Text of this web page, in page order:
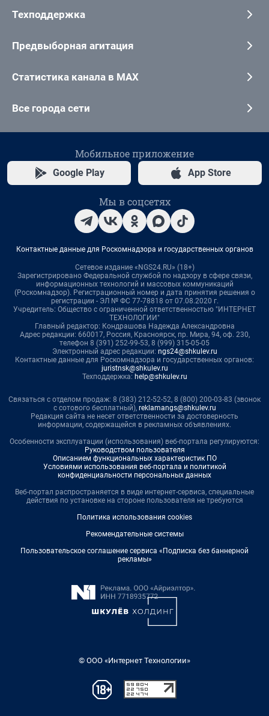
Техподдержка
Предвыборная агитация
Статистика канала в MAX
Все города сети
Мобильное приложение
Google Play App Store
Мы в соцсетях
Контактные данные для Роскомнадзора и государственных органов
Сетевое издание «NGS24.RU» (18+)
Зарегистрировано Федеральной службой по надзору в сфере связи,
информационных технологий и массовых коммуникаций
(Роскомнадзор). Регистрационный номер и дата принятия решения о
регистрации - ЭЛ № ФС 77-78818 от 07.08.2020 г.
Учредитель: Общество с ограниченной ответственностью "ИНТЕРНЕТ
ТЕХНОЛОГИИ"
Главный редактор: Кондрашова Надежда Александровна
Адрес редакции: 660017, Россия, Красноярск, пр. Мира, 94, оф. 230,
телефон 8 (391) 252-99-53, 8 (999) 315-05-05
Электронный адрес редакции: ngs24@shkulev.ru
Контактные данные для Роскомнадзора и государственных органов:
juristnsk@shkulev.ru
Техподдержка: help@shkulev.ru
Связаться с отделом продаж: 8 (383) 212-52-52, 8 (800) 200-03-83 (звонок
с сотового бесплатный), reklamangs@shkulev.ru
Редакция сайта не несет ответственности за достоверность
информации, содержащейся в рекламных объявлениях.
Особенности эксплуатации (использования) веб-портала регулируются:
Руководством пользователя
Описанием функциональных характеристик ПО
Условиями использования веб-портала и политикой
конфиденциальности персональных данных
Веб-портал распространяется в виде интернет-сервиса, специальные
действия по установке на стороне пользователя не требуются
Политика использования cookies
Рекомендательные системы
Пользовательское соглашение сервиса «Подписка без баннерной
рекламы»
© ООО «Интернет Технологии»